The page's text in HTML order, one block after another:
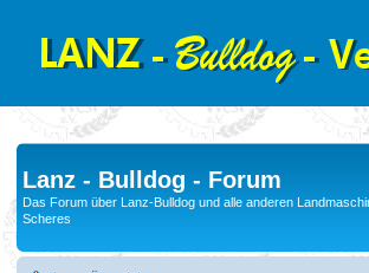
Lanz - Bulldog - Forum
Das Forum über Lanz-Bulldog und alle anderen
Scheres